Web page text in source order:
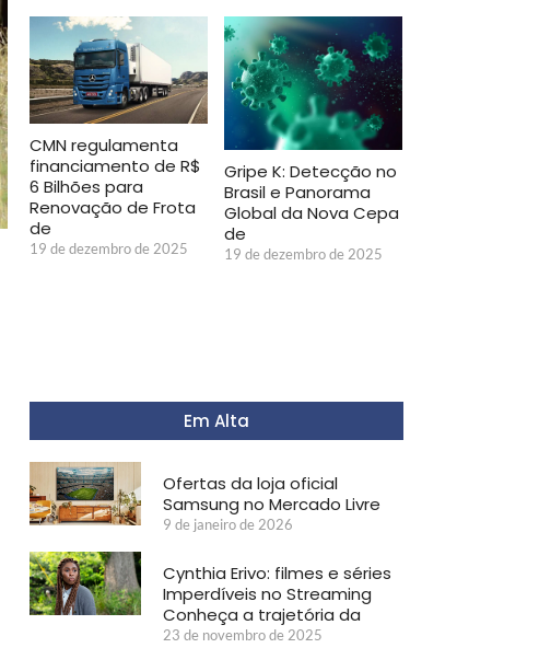
CMN regulamenta
financiamento de R$
6 Bilhões para
Renovação de Frota
de
19 de dezembro de 2025
Gripe K: Detecção no
Brasil e Panorama
Global da Nova Cepa
de
19 de dezembro de 2025
Em Alta
Ofertas da loja oficial
Samsung no Mercado Livre
9 de janeiro de 2026
Cynthia Erivo: filmes e séries
Imperdíveis no Streaming
Conheça a trajetória da
23 de novembro de 2025